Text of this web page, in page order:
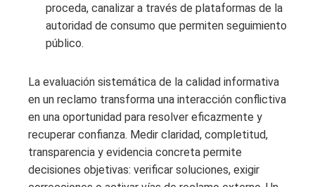
proceda, canalizar a través de plataformas de la
autoridad de consumo que permiten seguimiento
público.
La evaluación sistemática de la calidad informativa
en un reclamo transforma una interacción conflictiva
en una oportunidad para resolver eficazmente y
recuperar confianza. Medir claridad, completitud,
transparencia y evidencia concreta permite
decisiones objetivas: verificar soluciones, exigir